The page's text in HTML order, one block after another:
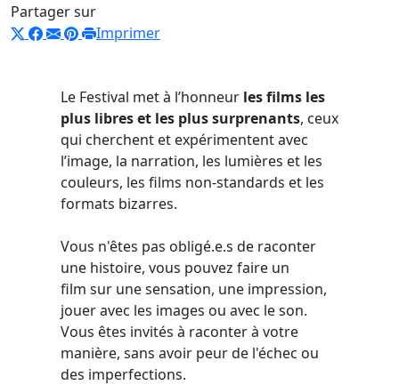
Partager sur
Imprimer
Le Festival met à l’honneur les films les
plus libres et les plus surprenants, ceux
qui cherchent et expérimentent avec
l’image, la narration, les lumières et les
couleurs, les films non-standards et les
formats bizarres.
Vous n'êtes pas obligé.e.s de raconter
une histoire, vous pouvez faire un
film sur une sensation, une impression,
jouer avec les images ou avec le son.
Vous êtes invités à raconter à votre
manière, sans avoir peur de l'échec ou
des imperfections.